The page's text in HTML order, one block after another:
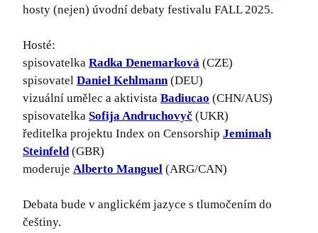
hosty (nejen) úvodní debaty festivalu FALL 2025.
Hosté:
spisovatelka Radka Denemarková (CZE)
spisovatel Daniel Kehlmann(DEU)
vizuální umělec a aktivista Badiucao (CHN/AUS)
spisovatelka Sofija Andruchovyč (UKR)
ředitelka projektu Index on Censorship Jemimah
Steinfeld(GBR)
moderuje Alberto Manguel (ARG/CAN)
Debata bude v anglickém jazyce s tlumočením do
češtiny.